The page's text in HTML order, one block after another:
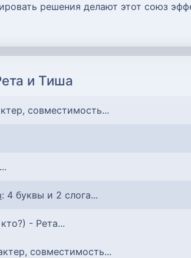
решения делают этот союз
и Тиша
совместимость...
: 4 буквы и 2 слога...
- Рета...
совместимость...